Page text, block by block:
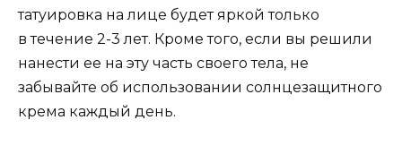
татуировка на лице будет яркой только
в течение 2-3 лет. Кроме того, если вы решили
нанести ее на эту часть своего тела, не
забывайте об использовании солнцезащитного
крема каждый день.